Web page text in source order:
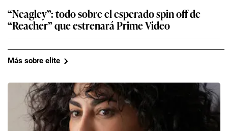
“Neagley”: todo sobre el esperado spin off de
“Reacher” que estrenará Prime Video
Más sobre elite